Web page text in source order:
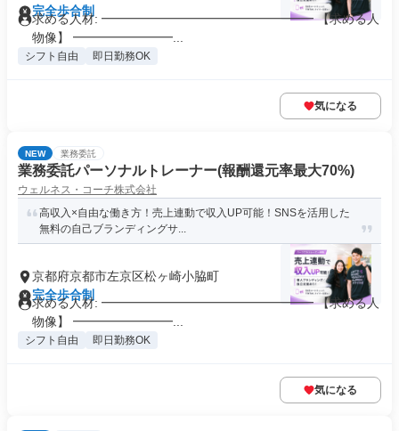
完全歩合制
求める人材: ━━━━━━━━━━━━━━━━━ 【求める人
物像】 ━━━━━━━━...
シフト自由 即日勤務OK
気になる
NEW 業務委託
業務委託パーソナルトレーナー(報酬還元率最大70%)
ウェルネス・コーチ株式会社
高収入×自由な働き方！売上連動で収入UP可能！SNSを活用した
無料の自己ブランディングサ...
京都府京都市左京区松ヶ崎小脇町
完全歩合制
求める人材: ━━━━━━━━━━━━━━━━━ 【求める人
物像】 ━━━━━━━━...
シフト自由 即日勤務OK
気になる